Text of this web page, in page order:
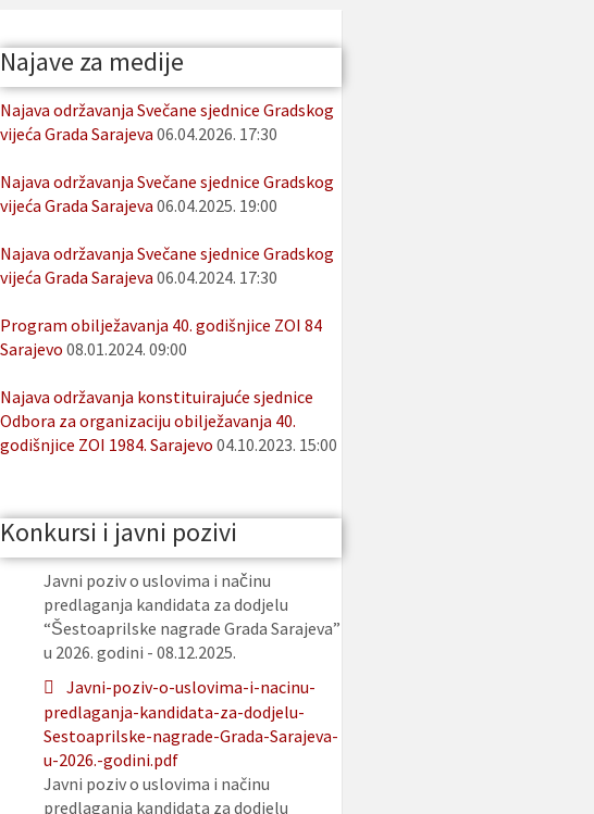
Najave za medije
Najava održavanja Svečane sjednice Gradskog
vijeća Grada Sarajeva 06.04.2026. 17:30
Najava održavanja Svečane sjednice Gradskog
vijeća Grada Sarajeva 06.04.2025. 19:00
Najava održavanja Svečane sjednice Gradskog
vijeća Grada Sarajeva 06.04.2024. 17:30
Program obilježavanja 40. godišnjice ZOI 84
Sarajevo 08.01.2024. 09:00
Najava održavanja konstituirajuće sjednice
Odbora za organizaciju obilježavanja 40.
godišnjice ZOI 1984. Sarajevo 04.10.2023. 15:00
Konkursi i javni pozivi
Javni poziv o uslovima i načinu
predlaganja kandidata za dodjelu
“Šestoaprilske nagrade Grada Sarajeva”
u 2026. godini - 08.12.2025.
Javni-poziv-o-uslovima-i-nacinu-
predlaganja-kandidata-za-dodjelu-
Sestoaprilske-nagrade-Grada-Sarajeva-
u-2026.-godini.pdf
Javni poziv o uslovima i načinu
predlaganja kandidata za dodjelu